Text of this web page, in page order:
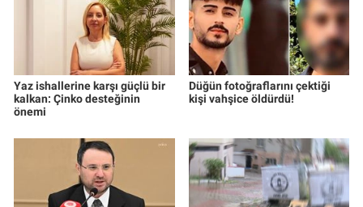
Yaz ishallerine karşı güçlü bir
kalkan: Çinko desteğinin
önemi
Düğün fotoğraflarını çektiği
kişi vahşice öldürdü!